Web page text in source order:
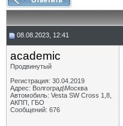
08.08.2023, 12:41
academic
Продвинутый
Регистрация: 30.04.2019
Адрес: Волгоград\Москва
Автомобиль: Vesta SW Cross 1,8,
АКПП, ГБО
Сообщений: 676